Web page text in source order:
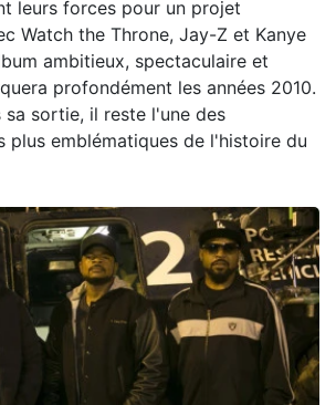
leurs forces pour un projet
Watch the Throne, Jay-Z et Kanye
ambitieux, spectaculaire et
profondément les années 2010.
sa sortie, il reste l'une des
plus emblématiques de l'histoire du